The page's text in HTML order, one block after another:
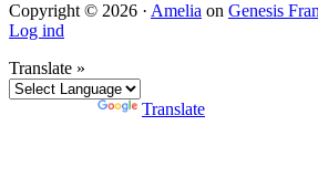
Copyright © 2026 · Amelia on Genesis
Log ind
Translate »
Translate